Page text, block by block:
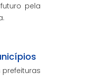
pela
prefeituras